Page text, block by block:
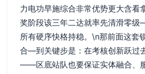
力电功早施综合非常优势更大含看
奖阶段该三年二达就率先清滑零
所有硬序快格持稳。\n那前面这套
合—到关键步是：在考核创新跃过
——区底站队也要保证实体融合、